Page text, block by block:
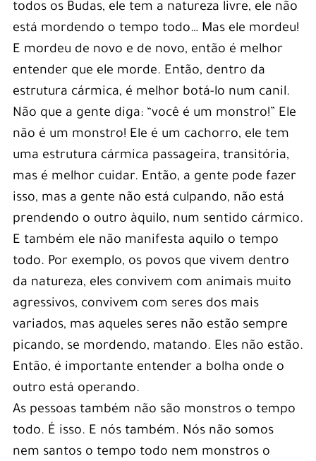
todos os Budas, ele tem a natureza livre, ele não
está mordendo o tempo todo… Mas ele mordeu!
E mordeu de novo e de novo, então é melhor
entender que ele morde. Então, dentro da
estrutura cármica, é melhor botá-lo num canil.
Não que a gente diga: “você é um monstro!” Ele
não é um monstro! Ele é um cachorro, ele tem
uma estrutura cármica passageira, transitória,
mas é melhor cuidar. Então, a gente pode fazer
isso, mas a gente não está culpando, não está
prendendo o outro àquilo, num sentido cármico.
E também ele não manifesta aquilo o tempo
todo. Por exemplo, os povos que vivem dentro
da natureza, eles convivem com animais muito
agressivos, convivem com seres dos mais
variados, mas aqueles seres não estão sempre
picando, se mordendo, matando. Eles não estão.
Então, é importante entender a bolha onde o
outro está operando.
As pessoas também não são monstros o tempo
todo. É isso. E nós também. Nós não somos
nem santos o tempo todo nem monstros o